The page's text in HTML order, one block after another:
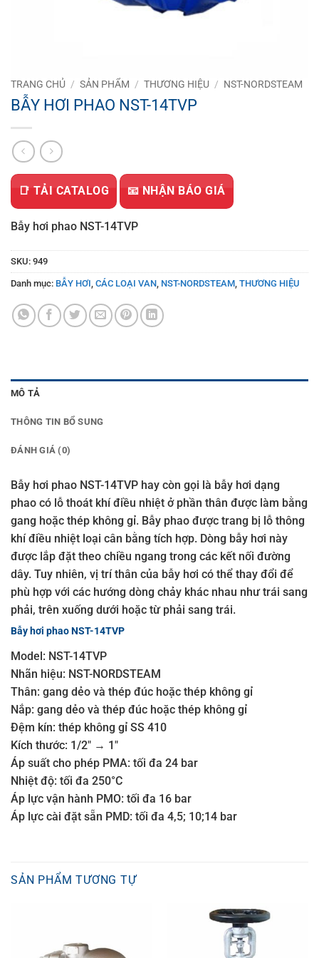
TRANG CHỦ / SẢN PHẨM / THƯƠNG HIỆU / NST-NORDSTEAM
BẪY HƠI PHAO NST-14TVP
📑 TẢI CATALOG 📧 NHẬN BÁO GIÁ
Bẫy hơi phao NST-14TVP
SKU: 949
Danh mục: BẪY HƠI, CÁC LOẠI VAN, NST-NORDSTEAM, THƯƠNG HIỆU
MÔ TẢ
THÔNG TIN BỔ SUNG
ĐÁNH GIÁ (0)
Bẫy hơi phao NST-14TVP hay còn gọi là bẫy hơi dạng
phao có lỗ thoát khí điều nhiệt ở phần thân được làm bằng
gang hoặc thép không gỉ. Bẫy phao được trang bị lỗ thông
khí điều nhiệt loại cân bằng tích hợp. Dòng bẫy hơi này
được lắp đặt theo chiều ngang trong các kết nối đường
dây. Tuy nhiên, vị trí thân của bẫy hơi có thể thay đổi để
phù hợp với các hướng dòng chảy khác nhau như trái sang
phải, trên xuống dưới hoặc từ phải sang trái.
Bẫy hơi phao NST-14TVP
Model: NST-14TVP
Nhãn hiệu: NST-NORDSTEAM
Thân: gang dẻo và thép đúc hoặc thép không gỉ
Nắp: gang dẻo và thép đúc hoặc thép không gỉ
Đệm kín: thép không gỉ SS 410
Kích thước: 1/2″ → 1″
Áp suất cho phép PMA: tối đa 24 bar
Nhiệt độ: tối đa 250°C
Áp lực vận hành PMO: tối đa 16 bar
Áp lực cài đặt sẵn PMD: tối đa 4,5; 10;14 bar
SẢN PHẨM TƯƠNG TỰ